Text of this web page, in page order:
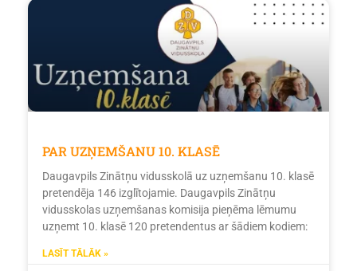
PAR UZŅEMŠANU 10. KLASĒ
Daugavpils Zinātņu vidusskolā uz uzņemšanu 10. klasē
pretendēja 146 izglītojamie. Daugavpils Zinātņu
vidusskolas uzņemšanas komisija pieņēma lēmumu
uzņemt 10. klasē 120 pretendentus ar šādiem kodiem:
LASĪT TĀLĀK »